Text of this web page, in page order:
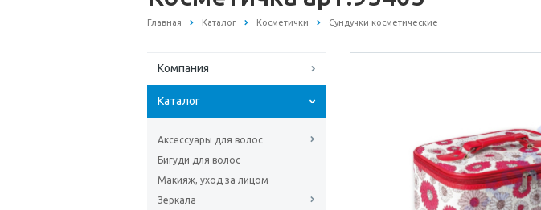
Главная Каталог Косметички Сундучки косметические
Компания
Каталог
Аксессуары для волос
Бигуди для волос
Макияж, уход за лицом
Зеркала